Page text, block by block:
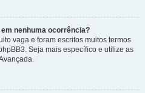
nenhuma ocorrência?
vaga e foram escritos muitos termos
Seja mais específico e utilize as